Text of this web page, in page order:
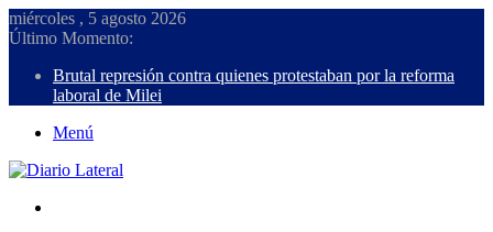
miércoles , 5 agosto 2026
Último Momento:
Brutal represión contra quienes protestaban por la reforma
laboral de Milei
Menú